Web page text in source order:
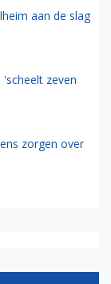
aan de slag
zeven
zorgen over